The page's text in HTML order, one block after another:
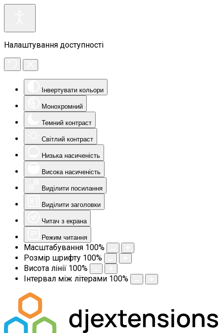
Налаштування доступності
Інвертувати кольори
Монохромний
Темний контраст
Світлий контраст
Низька насиченість
Висока насиченість
Виділити посилання
Виділити заголовки
Читач з екрана
Режим читання
Масштабування 100%
Розмір шрифту 100%
Висота лінії 100%
Інтервал між літерами 100%